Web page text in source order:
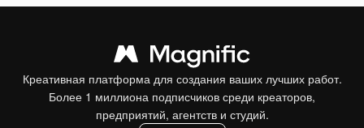
Креативная платформа для создания ваших лучших работ.
Более 1 миллиона подписчиков среди креаторов,
предприятий, агентств и студий.